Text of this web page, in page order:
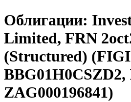
Облигации:
Limited, FRN
(Structured) (FIGI
BBG01H0CSZD2,
ZAG000196841)